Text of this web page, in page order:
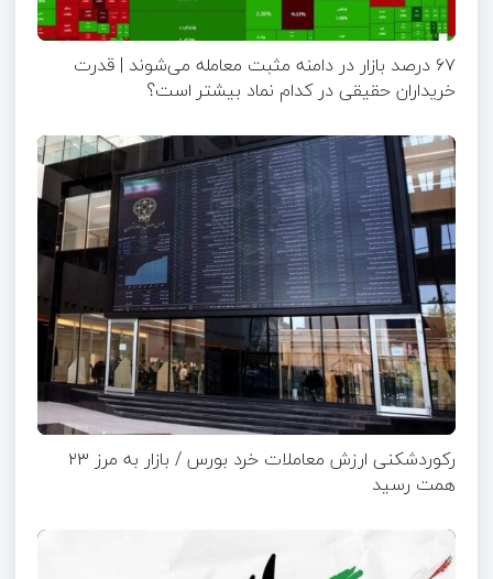
۶۷ درصد بازار در دامنه مثبت معامله می‌شوند | قدرت
خریداران حقیقی در کدام نماد بیشتر است؟
رکوردشکنی ارزش معاملات خرد بورس / بازار به مرز ۲۳
همت رسید